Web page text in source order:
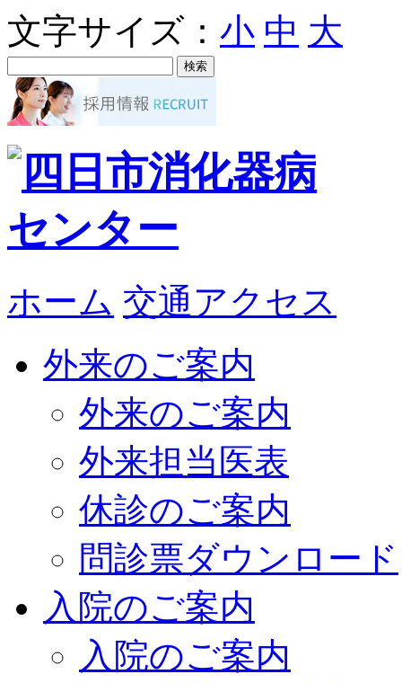
文字サイズ： 小 中 大
ホーム 交通アクセス
外来のご案内
外来のご案内
外来担当医表
休診のご案内
問診票ダウンロード
入院のご案内
入院のご案内